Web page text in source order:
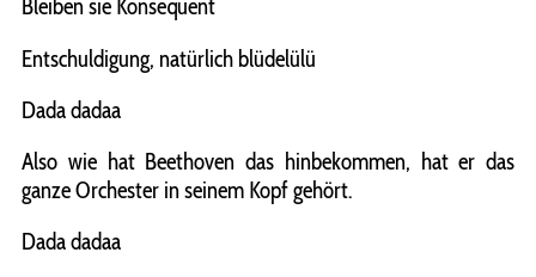
Bleiben sie Konsequent
Entschuldigung, natürlich blüdelülü
Dada dadaa
Also wie hat Beethoven das hinbekommen, hat er das
ganze Orchester in seinem Kopf gehört.
Dada dadaa